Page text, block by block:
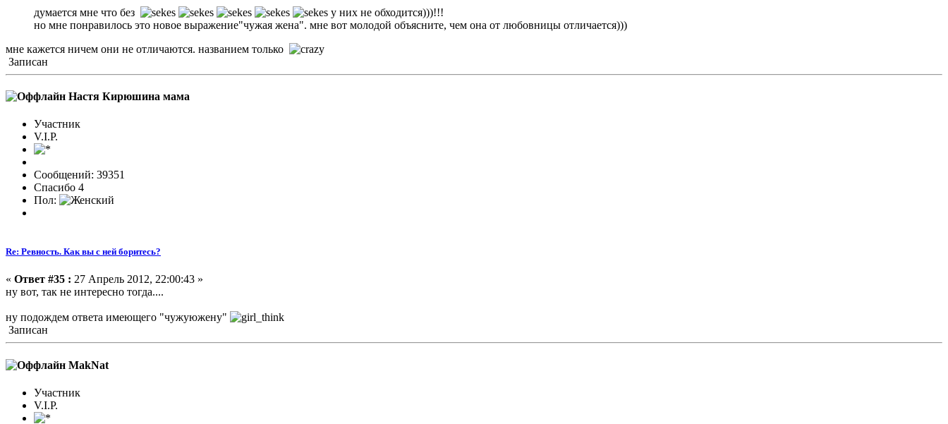
думается мне что без
у них не обходится)))!!!
но мне понравилось это новое выражение"чужая жена". мне вот молодой объясните, чем она от любовницы отличается)))
мне кажется ничем они не отличаются. названием только
Записан
Настя Кирюшина мама
Участник
V.I.P.
Сообщений: 39351
Спасибо 4
Пол:
Re: Ревность. Как вы с ней боритесь?
« Ответ #35 : 27 Апрель 2012, 22:00:43 »
ну вот, так не интересно тогда....
ну подождем ответа имеющего "чужуюжену"
Записан
MakNat
Участник
V.I.P.